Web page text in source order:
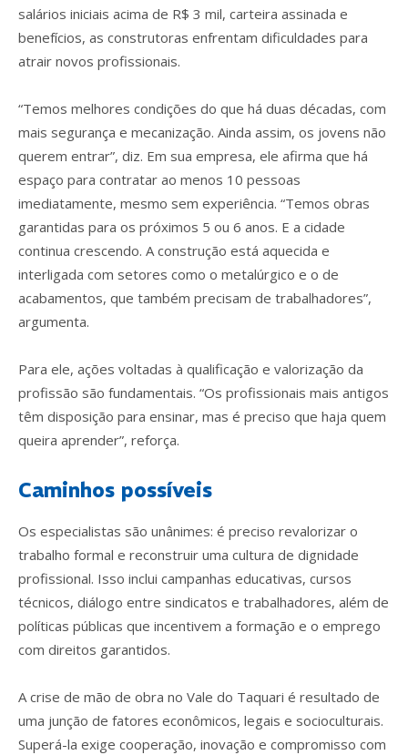
salários iniciais acima de R$ 3 mil, carteira assinada e
benefícios, as construtoras enfrentam dificuldades para
atrair novos profissionais.
“Temos melhores condições do que há duas décadas, com
mais segurança e mecanização. Ainda assim, os jovens não
querem entrar”, diz. Em sua empresa, ele afirma que há
espaço para contratar ao menos 10 pessoas
imediatamente, mesmo sem experiência. “Temos obras
garantidas para os próximos 5 ou 6 anos. E a cidade
continua crescendo. A construção está aquecida e
interligada com setores como o metalúrgico e o de
acabamentos, que também precisam de trabalhadores”,
argumenta.
Para ele, ações voltadas à qualificação e valorização da
profissão são fundamentais. “Os profissionais mais antigos
têm disposição para ensinar, mas é preciso que haja quem
queira aprender”, reforça.
Caminhos possíveis
Os especialistas são unânimes: é preciso revalorizar o
trabalho formal e reconstruir uma cultura de dignidade
profissional. Isso inclui campanhas educativas, cursos
técnicos, diálogo entre sindicatos e trabalhadores, além de
políticas públicas que incentivem a formação e o emprego
com direitos garantidos.
A crise de mão de obra no Vale do Taquari é resultado de
uma junção de fatores econômicos, legais e socioculturais.
Superá-la exige cooperação, inovação e compromisso com